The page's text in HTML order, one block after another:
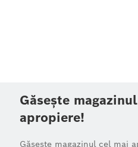
Găsește
apropiere!
Găsește magazinul cel mai